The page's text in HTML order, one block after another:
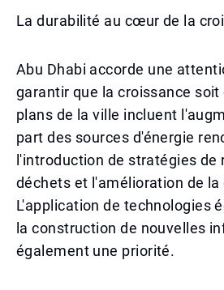
La durabilité au cœur de la
Abu Dhabi accorde une
garantir que la croissance soit
plans de la ville incluent
part des sources d'énergie
l'introduction de stratégies de
déchets et l'amélioration de la
L'application de technologies
la construction de nouvelles
également une priorité.